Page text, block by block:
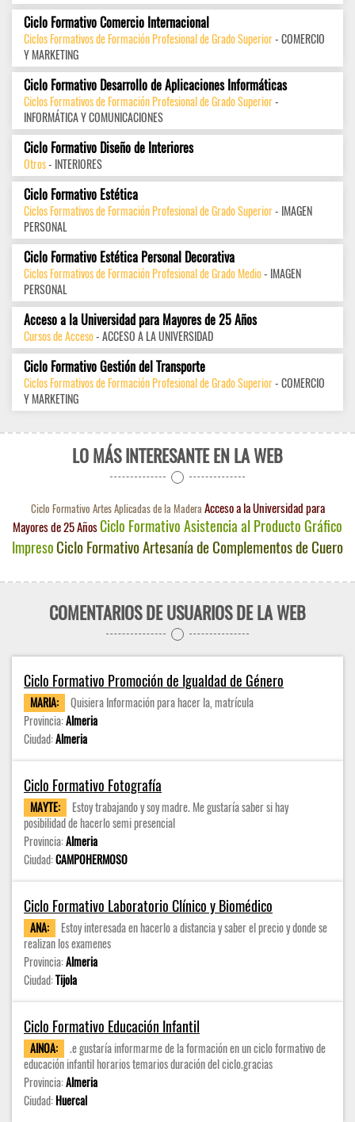
Ciclo Formativo Comercio Internacional
Ciclos Formativos de Formación Profesional de Grado Superior- COMERCIO
Y MARKETING
Ciclo Formativo Desarrollo de Aplicaciones Informáticas
Ciclos Formativos de Formación Profesional de Grado Superior-
INFORMÁTICA Y COMUNICACIONES
Ciclo Formativo Diseño de Interiores
Otros- INTERIORES
Ciclo Formativo Estética
Ciclos Formativos de Formación Profesional de Grado Superior- IMAGEN
PERSONAL
Ciclo Formativo Estética Personal Decorativa
Ciclos Formativos de Formación Profesional de Grado Medio- IMAGEN
PERSONAL
Acceso a la Universidad para Mayores de 25 Años
Cursos de Acceso- ACCESO A LA UNIVERSIDAD
Ciclo Formativo Gestión del Transporte
Ciclos Formativos de Formación Profesional de Grado Superior- COMERCIO
Y MARKETING
LO MÁS INTERESANTE EN LA WEB
Ciclo Formativo Artes Aplicadas de la Madera Acceso a la Universidad para
Mayores de 25 AñosCiclo Formativo Asistencia al Producto Gráfico
ImpresoCiclo Formativo Artesanía de Complementos de Cuero
COMENTARIOS DE USUARIOS DE LA WEB
Ciclo Formativo Promoción de Igualdad de Género
MARIA:
Quisiera Información para hacer la, matrícula
Provincia:Almeria
Ciudad:Almeria
Ciclo Formativo Fotografía
MAYTE:
Estoy trabajando y soy madre. Me gustaría saber si hay
posibilidad de hacerlo semi presencial
Provincia:Almeria
Ciudad:CAMPOHERMOSO
Ciclo Formativo Laboratorio Clínico y Biomédico
ANA:
Estoy interesada en hacerlo a distancia y saber el precio y donde se
realizan los examenes
Provincia:Almeria
Ciudad:Tijola
Ciclo Formativo Educación Infantil
AINOA:
.e gustaría informarme de la formación en un ciclo formativo de
educación infantil horarios temarios duración del ciclo.gracias
Provincia:Almeria
Ciudad:Huercal